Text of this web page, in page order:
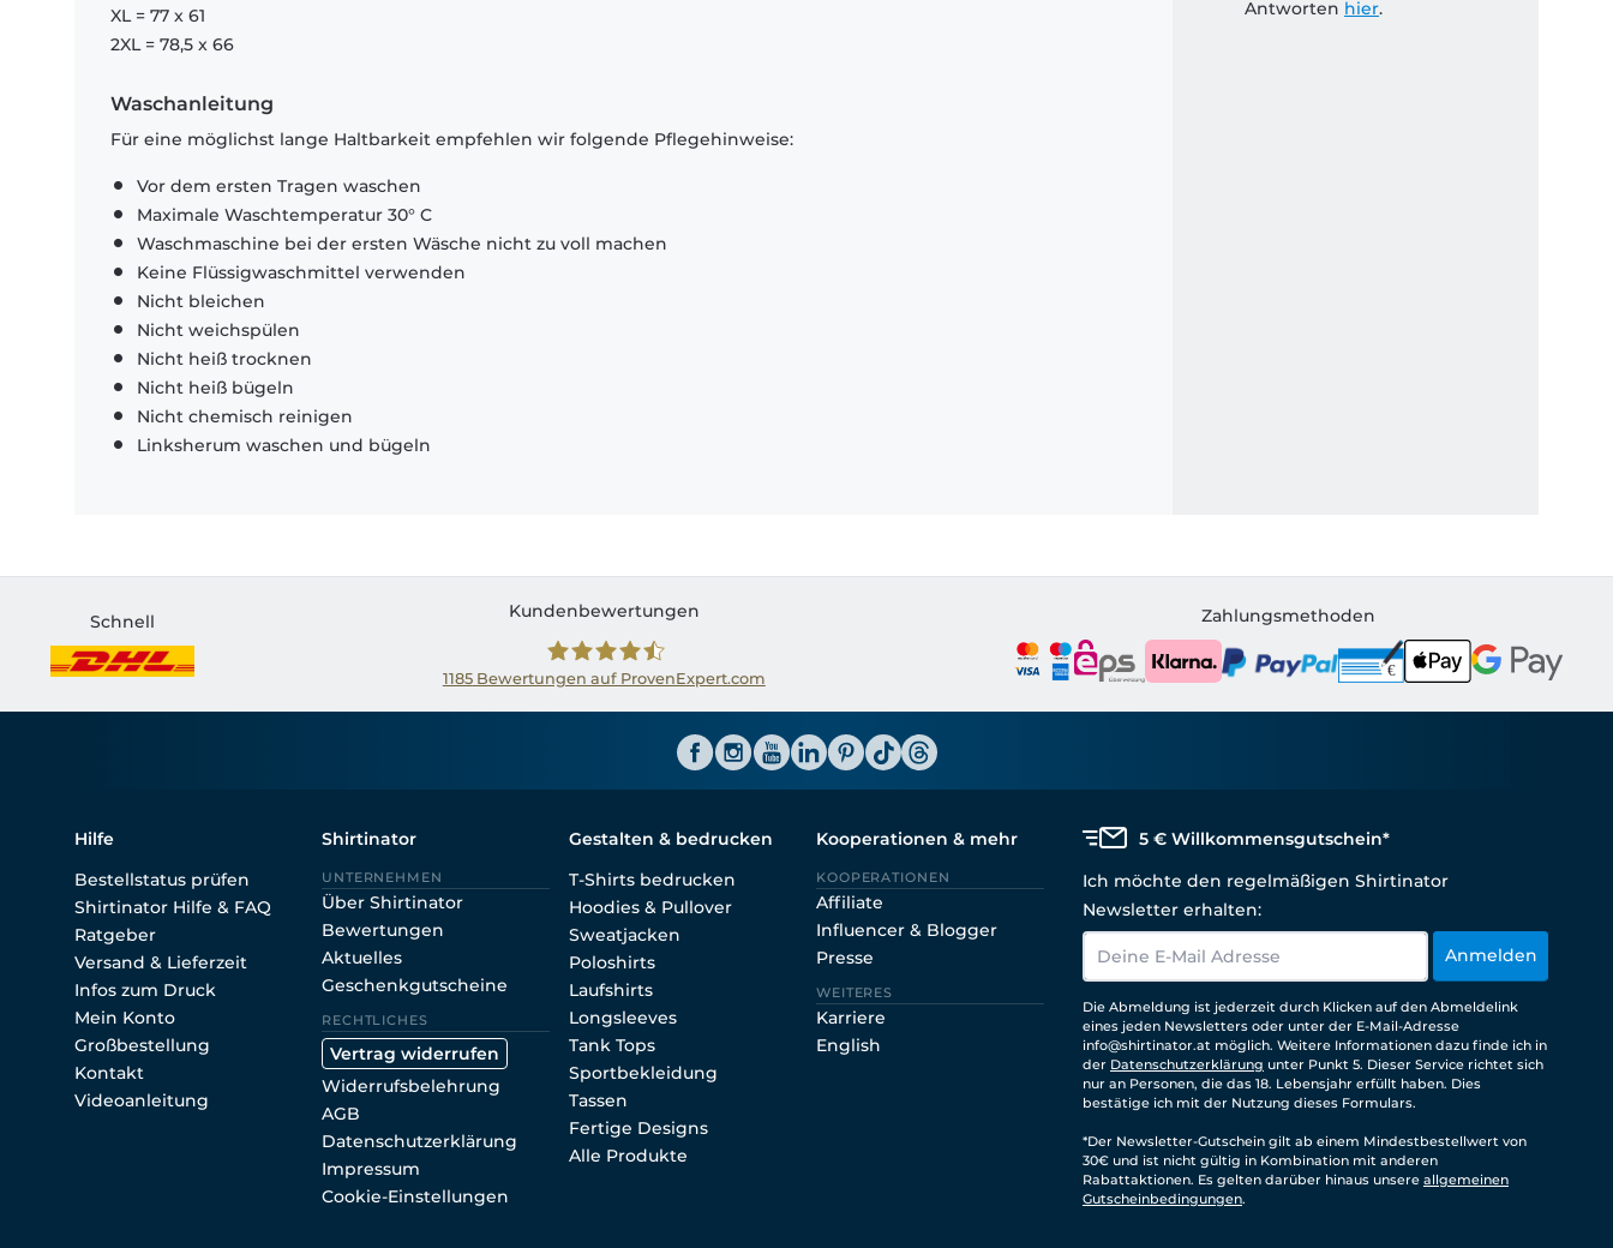
XL = 77 x 61
2XL = 78,5 x 66
Waschanleitung
Für eine möglichst lange Haltbarkeit empfehlen wir folgende Pflegehinweise:
Vor dem ersten Tragen waschen
Maximale Waschtemperatur 30° C
Waschmaschine bei der ersten Wäsche nicht zu voll machen
Keine Flüssigwaschmittel verwenden
Nicht bleichen
Nicht weichspülen
Nicht heiß trocknen
Nicht heiß bügeln
Nicht chemisch reinigen
Linksherum waschen und bügeln
Antworten hier.
Schnell
Kundenbewertungen
1185Bewertungen auf ProvenExpert.com
Zahlungsmethoden
Hilfe
Bestellstatus prüfen
Shirtinator Hilfe & FAQ
Ratgeber
Versand & Lieferzeit
Infos zum Druck
Mein Konto
Großbestellung
Kontakt
Videoanleitung
Shirtinator
UNTERNEHMEN
Über Shirtinator
Bewertungen
Aktuelles
Geschenkgutscheine
RECHTLICHES
Vertrag widerrufen
Widerrufsbelehrung
AGB
Datenschutzerklärung
Impressum
Cookie-Einstellungen
Gestalten & bedrucken
T-Shirts bedrucken
Hoodies & Pullover
Sweatjacken
Poloshirts
Laufshirts
Longsleeves
Tank Tops
Sportbekleidung
Tassen
Fertige Designs
Alle Produkte
Kooperationen & mehr
KOOPERATIONEN
Affiliate
Influencer & Blogger
Presse
WEITERES
Karriere
English
5 € Willkommensgutschein*
Ich möchte den regelmäßigen Shirtinator
Newsletter erhalten:
Anmelden
Die Abmeldung ist jederzeit durch Klicken auf den Abmeldelink
eines jeden Newsletters oder unter der E-Mail-Adresse
info@shirtinator.at möglich. Weitere Informationen dazu finde ich in
der Datenschutzerklärung unter Punkt 5. Dieser Service richtet sich
nur an Personen, die das 18. Lebensjahr erfüllt haben. Dies
bestätige ich mit der Nutzung dieses Formulars.
*Der Newsletter-Gutschein gilt ab einem Mindestbestellwert von
30€ und ist nicht gültig in Kombination mit anderen
Rabattaktionen. Es gelten darüber hinaus unsere allgemeinen
Gutscheinbedingungen.